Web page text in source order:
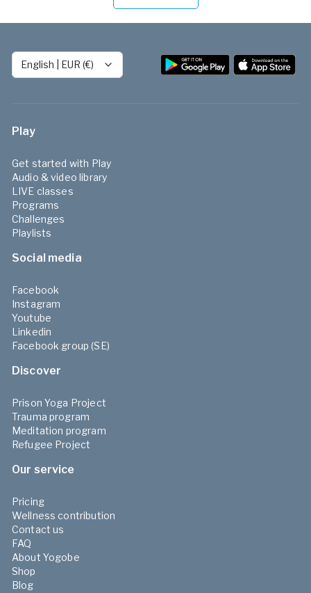
English EUR (€)
Play
Get started with Play
Audio & video library
LIVE classes
Programs
Challenges
Playlists
Social media
Facebook
Instagram
Youtube
Linkedin
Facebook group (SE)
Discover
Prison Yoga Project
Trauma program
Meditation program
Refugee Project
Our service
Pricing
Wellness contribution
Contact us
FAQ
About Yogobe
Shop
Blog